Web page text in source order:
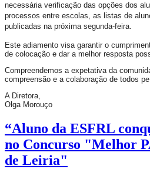
necessária verificação das opções dos
processos entre escolas, as listas de
publicadas na próxima segunda-feira.
Este adiamento visa garantir o
de colocação e dar a melhor resposta
Compreendemos a expetativa da
compreensão e a colaboração de todos
A Diretora,
Olga Morouço
“Aluno da ESFRL
no Concurso "Melhor
de Leiria"